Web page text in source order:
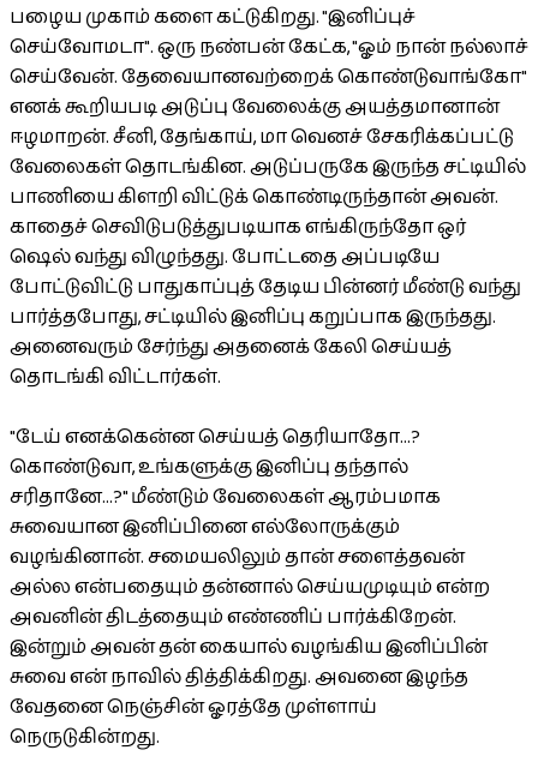
பழைய முகாம் களை கட்டுகிறது. "இனிப்புச்
செய்வோமடா". ஒரு நண்பன் கேட்க, "ஓம் நான் நல்லாச்
செய்வேன். தேவையானவற்றைக் கொண்டுவாங்கோ"
எனக் கூறியபடி அடுப்பு வேலைக்கு அயத்தமானான்
ஈழமாறன். சீனி, தேங்காய், மா வெனச் சேகரிக்கப்பட்டு
வேலைகள் தொடங்கின. அடுப்பருகே இருந்த சட்டியில்
பாணியை கிளறி விட்டுக் கொண்டிருந்தான் அவன்.
காதைச் செவிடுபடுத்துபடியாக எங்கிருந்தோ ஒர்
ஷெல் வந்து விழுந்தது. போட்டதை அப்படியே
போட்டுவிட்டு பாதுகாப்புத் தேடிய பின்னர் மீண்டு வந்து
பார்த்தபோது, சட்டியில் இனிப்பு கறுப்பாக இருந்தது.
அனைவரும் சேர்ந்து அதனைக் கேலி செய்யத்
தொடங்கி விட்டார்கள்.
"டேய் எனக்கென்ன செய்யத் தெரியாதோ...?
கொண்டுவா, உங்களுக்கு இனிப்பு தந்தால்
சரிதானே...?" மீண்டும் வேலைகள் ஆரம்பமாக
சுவையான இனிப்பினை எல்லோருக்கும்
வழங்கினான். சமையலிலும் தான் சளைத்தவன்
அல்ல என்பதையும் தன்னால் செய்யமுடியும் என்ற
அவனின் திடத்தையும் எண்ணிப் பார்க்கிறேன்.
இன்றும் அவன் தன் கையால் வழங்கிய இனிப்பின்
சுவை என் நாவில் தித்திக்கிறது. அவனை இழந்த
வேதனை நெஞ்சின் ஓரத்தே முள்ளாய்
நெருடுகின்றது.